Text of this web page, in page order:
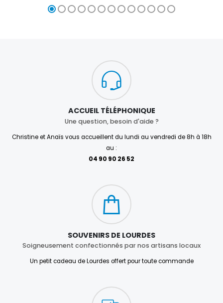
ACCUEIL TÉLÉPHONIQUE
Une question, besoin d'aide ?
Christine et Anaïs vous accueillent du lundi au vendredi de 8h à 18h
au :
04 90 90 26 52
SOUVENIRS DE LOURDES
Soigneusement confectionnés par nos artisans locaux
Un petit cadeau de Lourdes offert pour toute commande